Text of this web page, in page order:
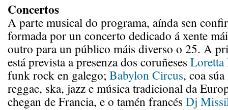
Concertos
A parte musical do programa, aínda sen
formada por un concerto dedicado á xente
outro para un público máis diverso o 25. A
está prevista a presenza dos coruñeses
funk rock en galego; Babylon Circus, coa
reggae, ska, jazz e música tradicional da
chegan de Francia, e o tamén francés Dj